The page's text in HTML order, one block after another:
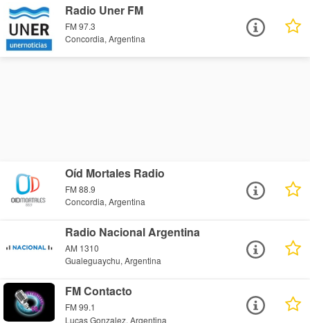
Radio Uner FM
FM 97.3
Concordia, Argentina
Oíd Mortales Radio
FM 88.9
Concordia, Argentina
Radio Nacional Argentina
AM 1310
Gualeguaychu, Argentina
FM Contacto
FM 99.1
Lucas Gonzalez, Argentina